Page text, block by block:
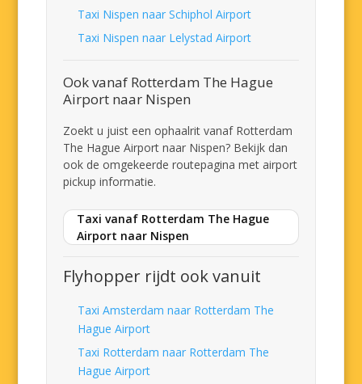
Taxi Nispen naar Schiphol Airport
Taxi Nispen naar Lelystad Airport
Ook vanaf Rotterdam The Hague
Airport naar Nispen
Zoekt u juist een ophaalrit vanaf Rotterdam
The Hague Airport naar Nispen? Bekijk dan
ook de omgekeerde routepagina met airport
pickup informatie.
Taxi vanaf Rotterdam The Hague
Airport naar Nispen
Flyhopper rijdt ook vanuit
Taxi Amsterdam naar Rotterdam The
Hague Airport
Taxi Rotterdam naar Rotterdam The
Hague Airport